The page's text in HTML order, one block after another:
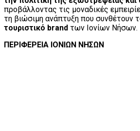
προβάλλοντας τις μοναδικές
τη βιώσιμη ανάπτυξη που συνθέτουν
τουριστικό brand των Ιονίων Νήσων.
ΠΕΡΙΦΕΡΕΙΑ ΙΟΝΙΩΝ ΝΗΣΩΝ